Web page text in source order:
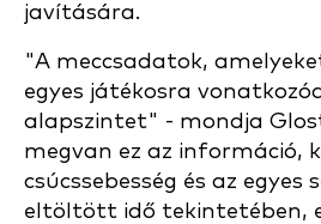
javítására.
"A meccsadatok,
egyes játékosra
alapszintet" - mondja
megvan ez az információ,
csúcssebesség és az egyes
eltöltött idő tekintetében,